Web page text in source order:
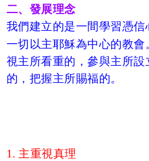
二、發展理念
我們建立的是一間學習憑信
一切以主耶穌為中心的教
視主所看重的，參與主所
的，把握主所賜福的。
1. 主重視真理